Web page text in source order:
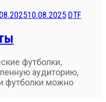
10.08.2025 DTF
футболки,
аудиторию,
футболки можно